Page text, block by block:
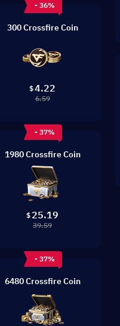
- 36%
300 Crossfire Coin
$4.22
6.59
- 37%
1980 Crossfire Coin
$ 25.19
39.59
- 37%
6480 Crossfire Coin